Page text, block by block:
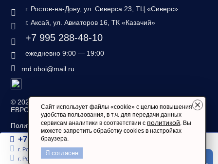
г. Ростов-на-Дону, ул. Сиверса 23, ТЦ «Сиверс»
г. Аксай, ул. Авиаторов 16, ТК «Казачий»
+7 995 288-48-10
ежедневно 9:00 — 19:00
rnd.oboi@mail.ru
© 2026 — «Дом обоев
ЕВРОСТИЛЬ»
Политика конфиденциальности
Согласие на обработку
персональных данных
+7 995 288-48-10
г. Ростов-на-Дону, ул. Королева 32/36, ТЦ «Стройквартал»
г. Ростов-на-Дону, ул. Сиверса 23, ТЦ «Сиверс»
Сайт использует файлы «cookie» с целью повышения
удобства пользования, в т.ч. для передачи данных
сервисам аналитики в соответствии с политикой. Вы
можете запретить обработку cookies в настройках
браузера.
Я согласен